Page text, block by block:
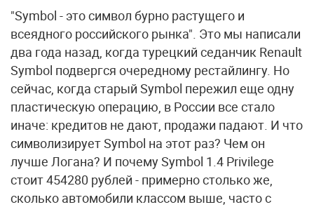
"Symbol - это символ бурно растущего и
всеядного российского рынка". Это мы написали
два года назад, когда турецкий седанчик Renault
Symbol подвергся очередному рестайлингу. Но
сейчас, когда старый Symbol пережил еще одну
пластическую операцию, в России все стало
иначе: кредитов не дают, продажи падают. И что
символизирует Symbol на этот раз? Чем он
лучше Логана? И почему Symbol 1.4 Privilege
стоит 454280 рублей - примерно столько же,
сколько автомобили классом выше, часто с